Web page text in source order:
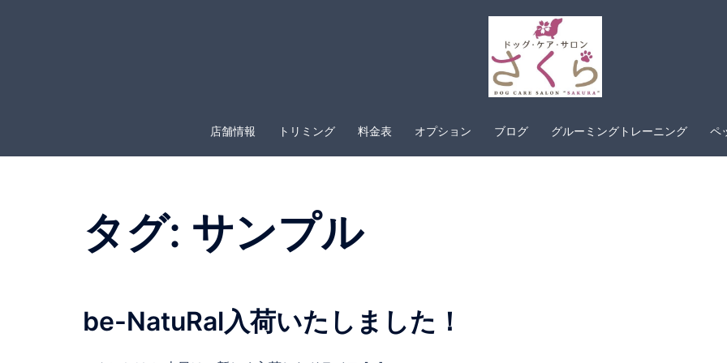
キ
店舗情報 トリミング 料金表 オプション ブログ グルーミングトレーニング ペ
タグ: サンプル
be-NatuRal入荷いたしました！